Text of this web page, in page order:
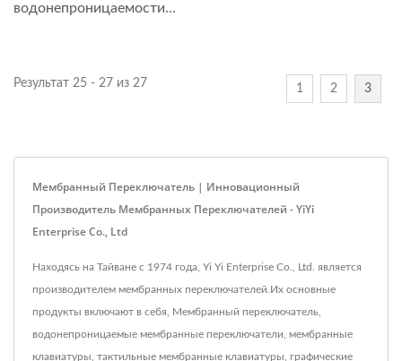
водонепроницаемости...
Результат 25 - 27 из 27 1 2 3
Мембранный Переключатель | Инновационный
Производитель Мембранных Переключателей - YiYi
Enterprise Co., Ltd
Находясь на Тайване с 1974 года, Yi Yi Enterprise Co., Ltd. является
производителем мембранных переключателей.Их основные
продукты включают в себя, Мембранный переключатель,
водонепроницаемые мембранные переключатели, мембранные
клавиатуры, тактильные мембранные клавиатуры, графические